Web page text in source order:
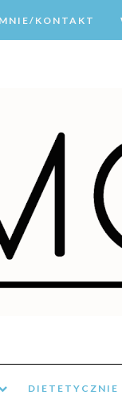
KONTAKT
DIETETYCZNIE